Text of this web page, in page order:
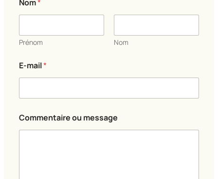
Nom*
Prénom Nom
E-mail*
o
m
Commentaire ou message